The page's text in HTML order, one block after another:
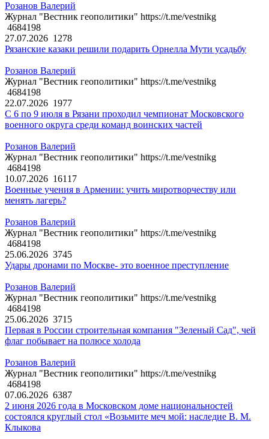
Розанов Валерий
Журнал "Вестник геополитики" https://t.me/vestnikg
4684198
27.07.2026 1278
Рязанские казаки решили подарить Орнелла Мути усадьбу
Розанов Валерий
Журнал "Вестник геополитики" https://t.me/vestnikg
4684198
22.07.2026 1977
С 6 по 9 июля в Рязани проходил чемпионат Московского
военного округа среди команд воинских частей
Розанов Валерий
Журнал "Вестник геополитики" https://t.me/vestnikg
4684198
10.07.2026 16117
Военные учения в Армении: учить миротворчеству или
менять лагерь?
Розанов Валерий
Журнал "Вестник геополитики" https://t.me/vestnikg
4684198
25.06.2026 3745
Удары дронами по Москве- это военное преступление
Розанов Валерий
Журнал "Вестник геополитики" https://t.me/vestnikg
4684198
25.06.2026 3715
Первая в России строительная компания "Зеленый Сад", чей
флаг побывает на полюсе холода
Розанов Валерий
Журнал "Вестник геополитики" https://t.me/vestnikg
4684198
07.06.2026 6387
2 июня 2026 года в Московском доме национальностей
состоялся круглый стол «Возьмите меч мой: наследие В. М.
Клыкова